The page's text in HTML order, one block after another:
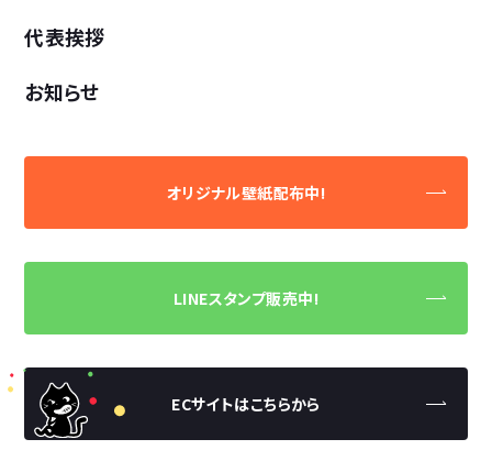
代表挨拶
お知らせ
オリジナル壁紙配布中!
LINEスタンプ販売中!
ECサイトはこちらから